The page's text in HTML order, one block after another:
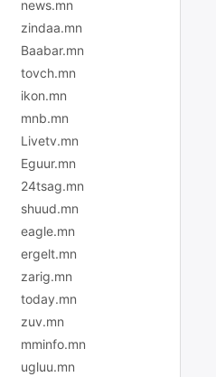
news.mn
zindaa.mn
Baabar.mn
tovch.mn
ikon.mn
mnb.mn
Livetv.mn
Eguur.mn
24tsag.mn
shuud.mn
eagle.mn
ergelt.mn
zarig.mn
today.mn
zuv.mn
mminfo.mn
ugluu.mn